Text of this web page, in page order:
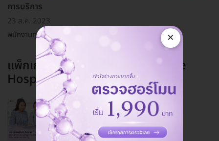
การบริการ
23 ส.ค. 2023
พนักงานทุกท่านที่รพ บริการ ต้อนรับดีมากค่ะ
แพ็กเกจอื่นจาก SEMed Living Care
Hospital
คุ้มกว่าซื้อแยก! ผ่อน 0% 3 เดือน
ตรวจฮอร์โมนแบบเจาะลึก 14 รายการ
6,790 บาท
11,100 บาท ประหยัด 39%
×